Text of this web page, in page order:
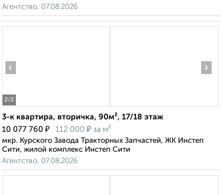
Агентство, 07.08.2026
2/2
‹ ›
3-к квартира, вторичка, 90м², 17/18 этаж
10 077 760 ₽ 112 000 ₽ за м²
мкр. Курского Завода Тракторных Запчастей, ЖК Инстеп
Сити, жилой комплекс Инстеп Сити
Агентство, 07.08.2026